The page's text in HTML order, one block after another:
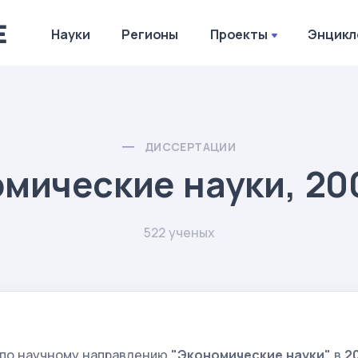
Науки Регионы Проекты
ДИССЕРТАЦИИ
науки,
522 ученых